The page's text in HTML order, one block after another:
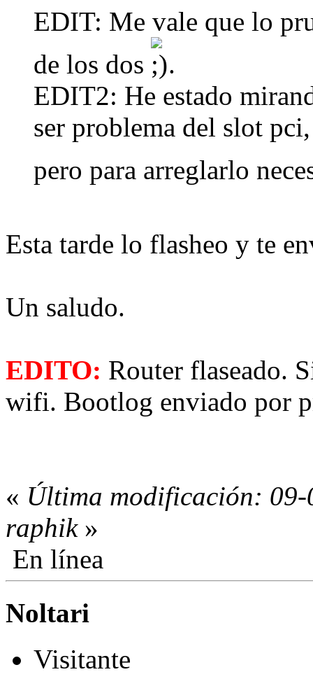
EDIT: Me vale que lo
de los dos
.
EDIT2: He estado
ser problema del slot
pero para arreglarlo
Esta tarde lo flasheo y te
Un saludo.
EDITO: Router flaseado.
wifi. Bootlog enviado por
« Última modificación:
raphik»
En línea
Noltari
Visitante